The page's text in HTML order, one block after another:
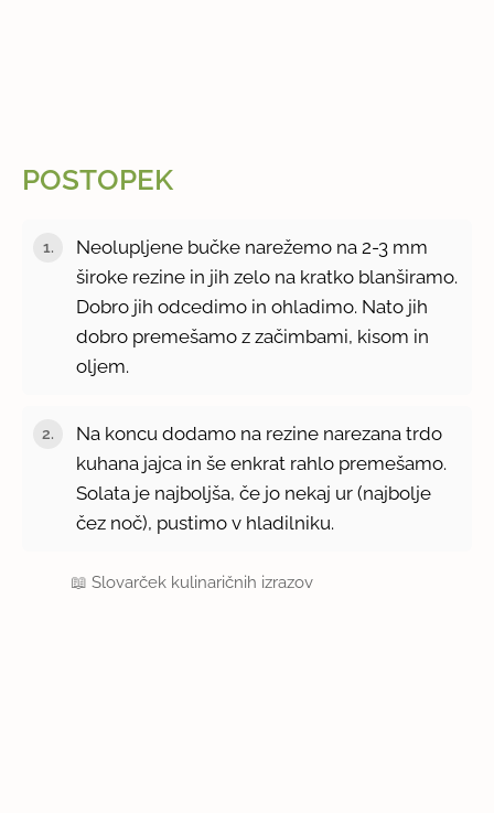
POSTOPEK
Neolupljene bučke narežemo na 2-3 mm
široke rezine in jih zelo na kratko blanširamo.
Dobro jih odcedimo in ohladimo. Nato jih
dobro premešamo z začimbami, kisom in
oljem.
Na koncu dodamo na rezine narezana trdo
kuhana jajca in še enkrat rahlo premešamo.
Solata je najboljša, če jo nekaj ur (najbolje
čez noč), pustimo v hladilniku.
📖Slovarček kulinaričnih izrazov